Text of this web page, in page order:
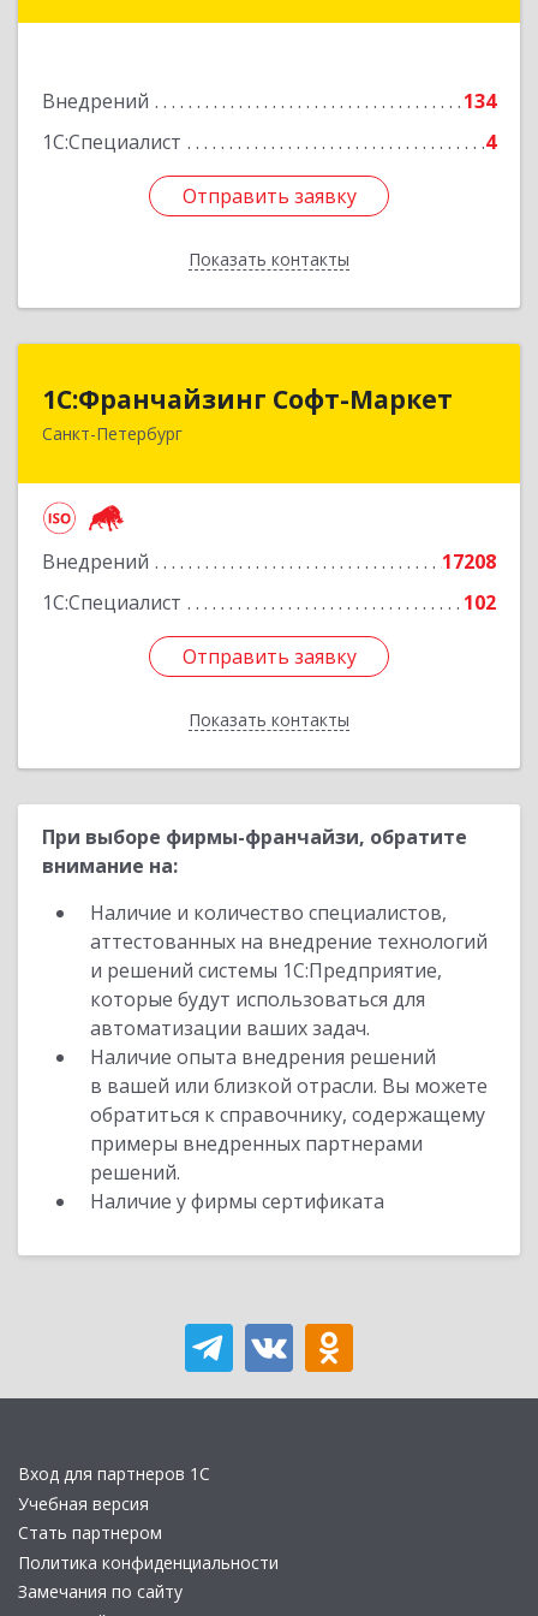
Внедрений
134
1С:Специалист
4
Отправить заявку
Показать контакты
Отправить заявку
Назад
1С:Франчайзинг Софт-Маркет
Санкт-Петербург
Внедрений
17208
1С:Специалист
102
Отправить заявку
Показать контакты
1С:Франчайзинг Софт-Маркет
Санкт-Петербург г, Суворовский проспект, 10
Отправить заявку
Назад
При выборе фирмы-франчайзи, обратите
внимание на:
Наличие и количество специалистов,
аттестованных на внедрение технологий
и решений системы 1С:Предприятие,
которые будут использоваться для
автоматизации ваших задач.
Наличие опыта внедрения решений
в вашей или близкой отрасли. Вы можете
обратиться к справочнику, содержащему
примеры внедренных партнерами
решений.
Наличие у фирмы сертификата
Вход для партнеров 1С
Учебная версия
Стать партнером
Политика конфиденциальности
Замечания по сайту